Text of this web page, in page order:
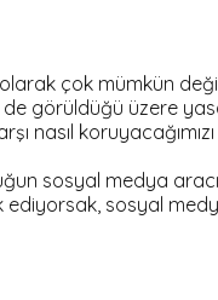
çok mümkün
görüldüğü üzere
sosyal medya
sosyal